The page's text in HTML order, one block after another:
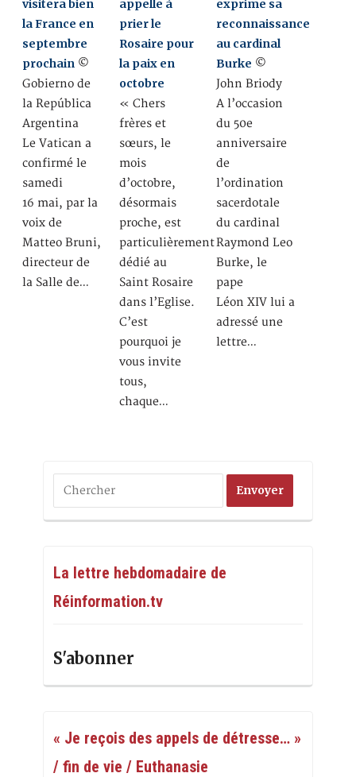
visitera bien
la France en
septembre
prochain ©
Gobierno de
la República
Argentina
Le Vatican a
confirmé le
samedi
16 mai, par la
voix de
Matteo Bruni,
directeur de
la Salle de…
appelle à
prier le
Rosaire pour
la paix en
octobre
« Chers
frères et
sœurs, le
mois
d’octobre,
désormais
proche, est
particulièrement
dédié au
Saint Rosaire
dans l’Eglise.
C’est
pourquoi je
vous invite
tous,
chaque…
exprime sa
reconnaissance
au cardinal
Burke ©
John Briody
A l’occasion
du 50e
anniversaire
de
l’ordination
sacerdotale
du cardinal
Raymond Leo
Burke, le
pape
Léon XIV lui a
adressé une
lettre…
La lettre hebdomadaire de
Réinformation.tv
S'abonner
« Je reçois des appels de détresse… »
/ fin de vie / Euthanasie